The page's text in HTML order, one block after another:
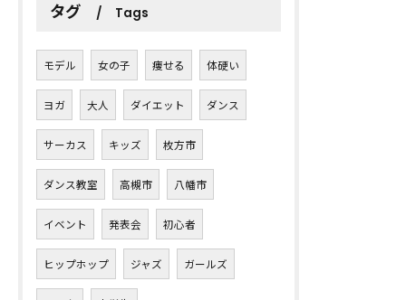
タグ Tags
モデル 女の子 痩せる 体硬い
ヨガ 大人 ダイエット ダンス
サーカス キッズ 枚方市
ダンス教室 高槻市 八幡市
イベント 発表会 初心者
ヒップホップ ジャズ ガールズ